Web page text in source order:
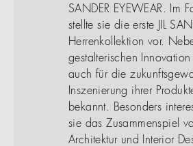
SANDER EYEWEAR. Im
stellte sie die erste JIL
Herrenkollektion vor.
gestalterischen Innovation
auch für die
Inszenierung ihrer
bekannt. Besonders
sie das Zusammenspiel
Architektur und Interior